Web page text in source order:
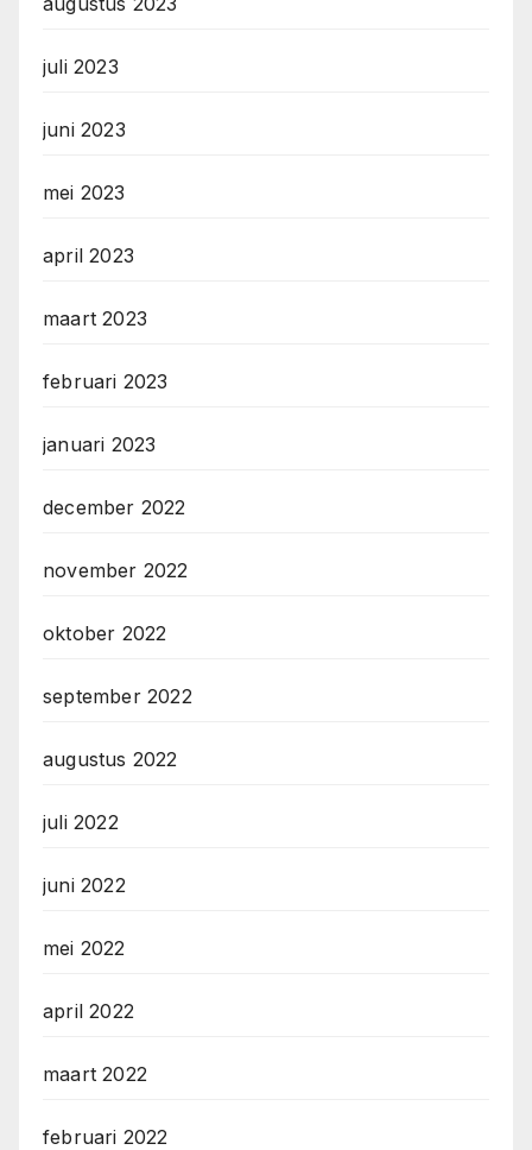
juli 2023
juni 2023
mei 2023
april 2023
maart 2023
februari 2023
januari 2023
december 2022
november 2022
oktober 2022
september 2022
augustus 2022
juli 2022
juni 2022
mei 2022
april 2022
maart 2022
februari 2022